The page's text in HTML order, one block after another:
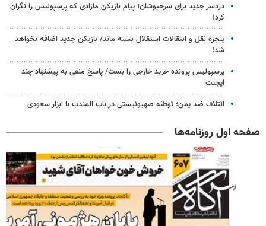
دردسر جدید برای سرخپوشان؛ پیام بازیکن مازادی که پرسپولیس را نگران
کرد!
پنجره‌ نقل و انتقالات استقلال بسته ماند/ بازیکن جدید اضافه نخواهد
شد!
پرسپولیس پرونده خرید خارجی را بست/ پاسخ منفی به پیشنهاد چند
ایجنت
ائتلاف ضد یمن؛ توطئه صهیونیستی در باب المندب با ابزار سعودی
صفحه اول روزنامه‌ها